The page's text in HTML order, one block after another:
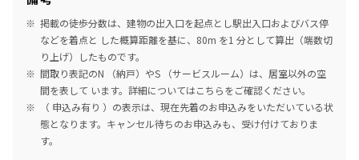
掲載の徒歩分数は、建物の出入口を起点とし駅出入口およびバス停
などを着点と した概算距離を基に、80m を1 分として算出（端数切
り上げ）したものです。
間取り表記のN （納戸）やS （サービスルーム）は、居室以外の空
間を表して います。詳細についてはこちらをご確認ください。
（ 申込み有り ）の表示は、現在先着のお申込みをいただいている状
態となります。キャンセル待ちのお申込みも、受け付けておりま
す。